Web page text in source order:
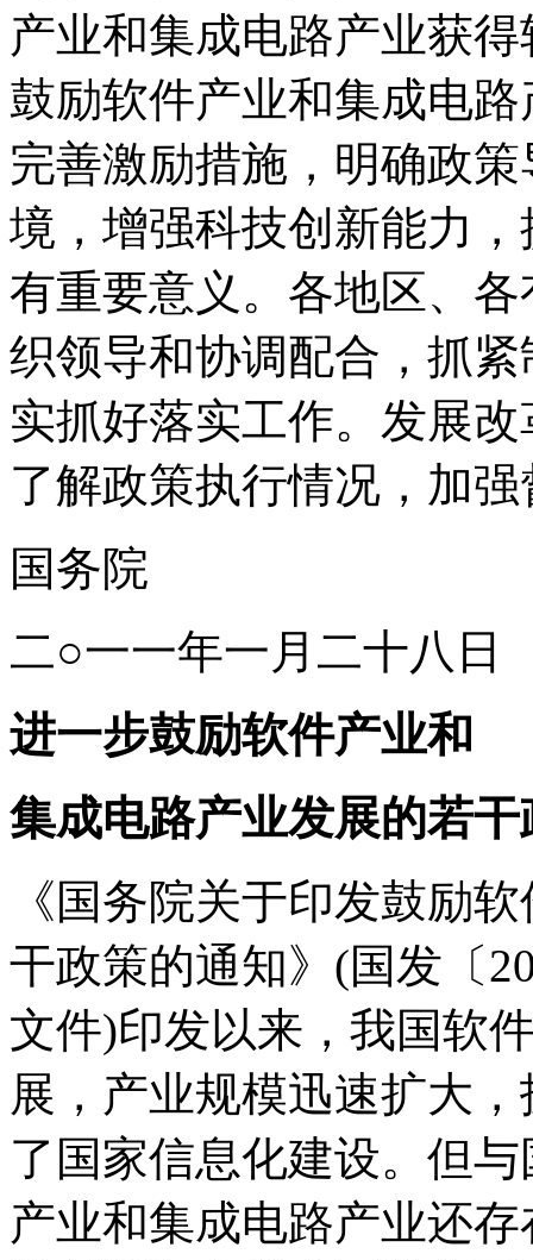
产业和集成电路产业获
鼓励软件产业和集成电
完善激励措施，明确政
境，增强科技创新能力
有重要意义。各地区、
织领导和协调配合，抓
实抓好落实工作。发展
了解政策执行情况，加
国务院
二○一一年一月二十八日
进一步鼓励软件产业和
集成电路产业发展的若干
《国务院关于印发鼓励
干政策的通知》(国发〔
文件)印发以来，我国软
展，产业规模迅速扩大
了国家信息化建设。但
产业和集成电路产业还